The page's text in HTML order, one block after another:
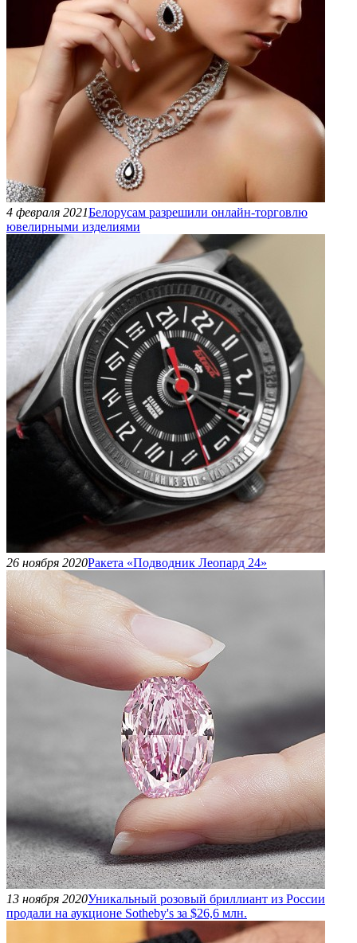
4 февраля 2021Белорусам разрешили онлайн-торговлю
ювелирными изделиями
26 ноября 2020Ракета «Подводник Леопард 24»
13 ноября 2020Уникальный розовый бриллиант из России
продали на аукционе Sotheby's за $26,6 млн.